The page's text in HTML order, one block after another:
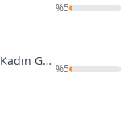
%5
Saten İnce Askılı Kısa Dantelli Kadın Gecelik Miss Laris 2103
%5